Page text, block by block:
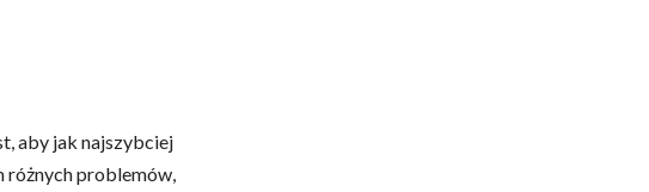
aby jak najszybciej
różnych problemów,